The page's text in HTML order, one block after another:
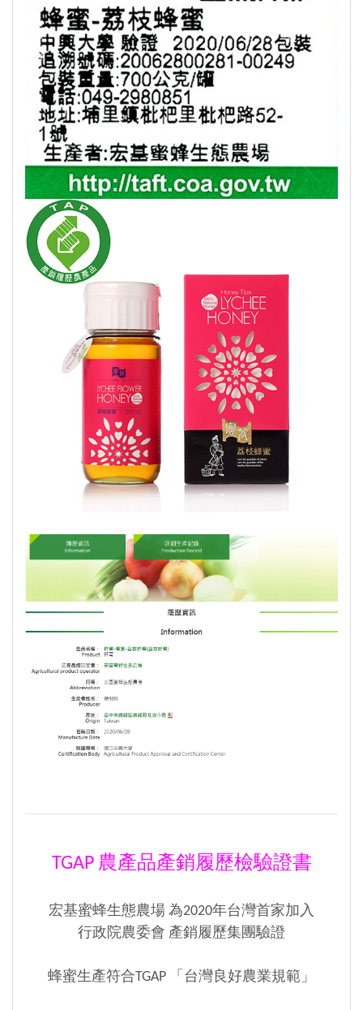
TGAP 農產品產銷履歷檢驗證書
宏基蜜蜂生態農場 為2020年台灣首家加入
行政院農委會 產銷履歷集團驗證
蜂蜜生產符合TGAP 「台灣良好農業規範」